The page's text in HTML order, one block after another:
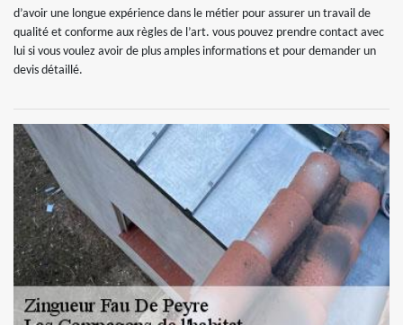
d’avoir une longue expérience dans le métier pour assurer un travail de
qualité et conforme aux règles de l’art. vous pouvez prendre contact avec
lui si vous voulez avoir de plus amples informations et pour demander un
devis détaillé.